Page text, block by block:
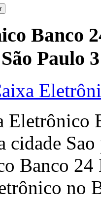
Banco
Paulo 3
Eletrônico
cidade
Banco 24
no